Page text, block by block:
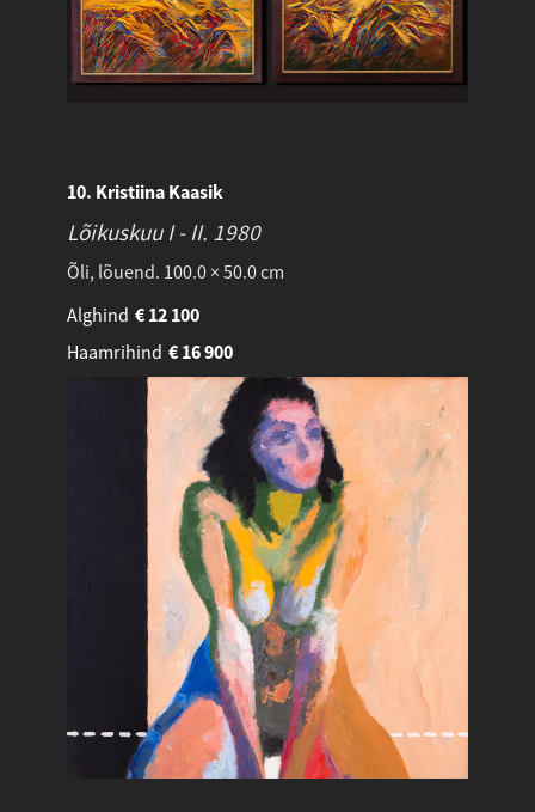
10. Kristiina Kaasik
Lõikuskuu I - II. 1980
Õli, lõuend. 100.0 × 50.0 cm
Alghind
12 100
€
Haamrihind
16 900
€